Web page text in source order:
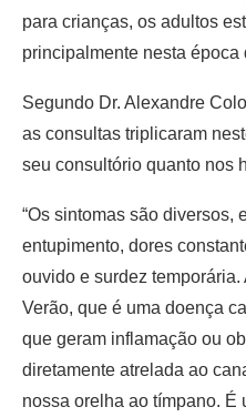
para crianças, os adultos
principalmente nesta época
Segundo Dr. Alexandre
as consultas triplicaram
seu consultório quanto nos
“Os sintomas são diversos,
entupimento, dores
ouvido e surdez
Verão, que é uma doença
que geram inflamação ou
diretamente atrelada ao
nossa orelha ao tímpano. É